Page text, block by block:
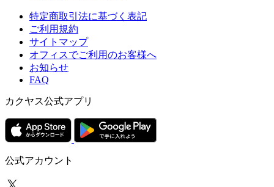
特定商取引法に基づく表記
ご利用規約
サイトマップ
オフィスでご利用のお客様へ
お知らせ
FAQ
カクヤス公式アプリ
公式アカウント